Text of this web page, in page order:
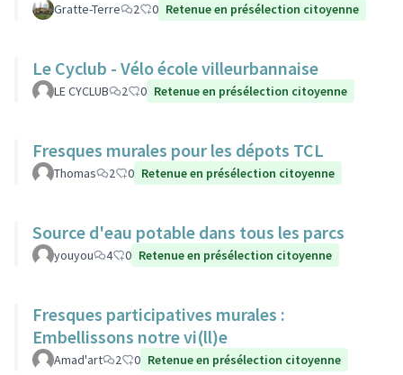
Gratte-Terre 2 0 Retenue en présélection citoyenne
Le Cyclub - Vélo école villeurbannaise
LE CYCLUB 2 0 Retenue en présélection citoyenne
Fresques murales pour les dépots TCL
Thomas 2 0 Retenue en présélection citoyenne
Source d'eau potable dans tous les parcs
youyou 4 0 Retenue en présélection citoyenne
Fresques participatives murales :
Embellissons notre vi(ll)e
Amad'art 2 0 Retenue en présélection citoyenne